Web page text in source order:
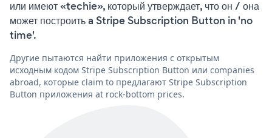
или имеют «techie», который утверждает, что он / она
может построить a Stripe Subscription Button in 'no
time'.
Другие пытаются найти приложения с открытым
исходным кодом Stripe Subscription Button или companies
abroad, которые claim to предлагают Stripe Subscription
Button приложения at rock-bottom prices.